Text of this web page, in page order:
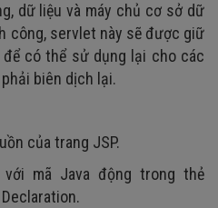
dữ liệu và máy chủ cơ sở dữ
công, servlet này sẽ được giữ
có thể sử dụng lại cho các
biên dịch lại.
của trang JSP.
mã Java động trong thẻ